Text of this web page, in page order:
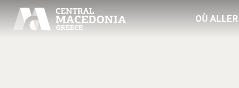
OÙ ALLER